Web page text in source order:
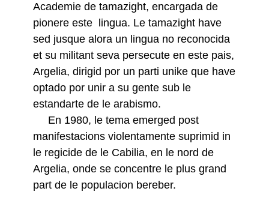
Academie de tamazight, encargada de
pionere este lingua. Le tamazight have
sed jusque alora un lingua no reconocida
et su militant seva persecute en este pais,
Argelia, dirigid por un parti unike que have
optado por unir a su gente sub le
estandarte de le arabismo.
En 1980, le tema emerged post
manifestacions violentamente suprimid in
le regicide de le Cabilia, en le nord de
Argelia, onde se concentre le plus grand
part de le populacion bereber.